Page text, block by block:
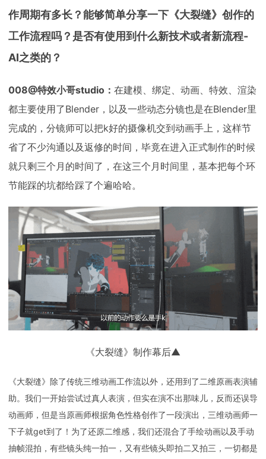
作周期有多长？能够简单分享一下《大裂缝》创作的
工作流程吗？是否有使用到什么新技术或者新流程-
AI之类的？
008@特效小哥studio： 在建模、绑定、动画、特效、渲染
都主要使用了Blender，以及一些动态分镜也是在Blender里
完成的，分镜师可以把k好的摄像机交到动画手上，这样节
省了不少沟通以及返修的时间，毕竟在进入正式制作的时候
就只剩三个月的时间了，在这三个月时间里，基本把每个环
节能踩的坑都给踩了个遍哈哈。
《大裂缝》制作幕后▲
《大裂缝》除了传统三维动画工作流以外，还用到了二维原画表演辅
助。我们一开始尝试过真人表演，但实在演不出那味儿，反而还误导
动画师，但是当原画师根据角色性格创作了一段演出，三维动画师一
下子就get到了！为了还原二维感，我们还混合了手绘动画以及手动
抽帧混拍，有些镜头纯一拍一，又有些镜头即拍二又拍三，一切都是